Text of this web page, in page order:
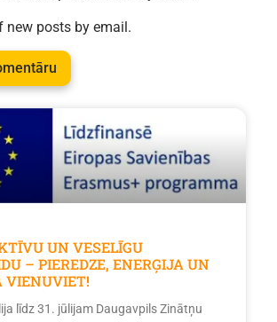
new posts by email.
UN VESELĪGU
– PIEREDZE, ENERĢIJA UN
VIENUVIET!
līdz 31. jūlijam Daugavpils Zinātņu